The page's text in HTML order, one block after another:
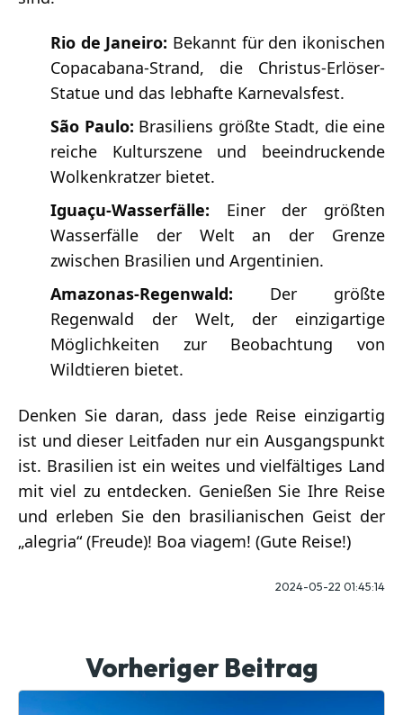
Rio de Janeiro: Bekannt für den ikonischen
Copacabana-Strand, die Christus-Erlöser-
Statue und das lebhafte Karnevalsfest.
São Paulo: Brasiliens größte Stadt, die eine
reiche Kulturszene und beeindruckende
Wolkenkratzer bietet.
Iguaçu-Wasserfälle: Einer der größten
Wasserfälle der Welt an der Grenze
zwischen Brasilien und Argentinien.
Amazonas-Regenwald: Der größte
Regenwald der Welt, der einzigartige
Möglichkeiten zur Beobachtung von
Wildtieren bietet.
Denken Sie daran, dass jede Reise einzigartig
ist und dieser Leitfaden nur ein Ausgangspunkt
ist. Brasilien ist ein weites und vielfältiges Land
mit viel zu entdecken. Genießen Sie Ihre Reise
und erleben Sie den brasilianischen Geist der
„alegria“ (Freude)! Boa viagem! (Gute Reise!)
2024-05-22 01:45:14
Vorheriger Beitrag